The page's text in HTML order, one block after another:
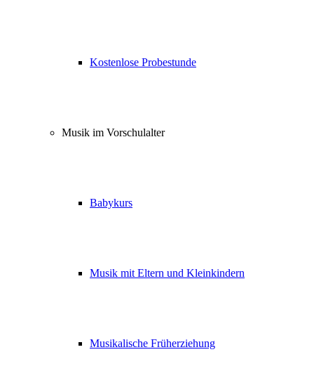
Kostenlose Probestunde
Musik im Vorschulalter
Babykurs
Musik mit Eltern und Kleinkindern
Musikalische Früherziehung